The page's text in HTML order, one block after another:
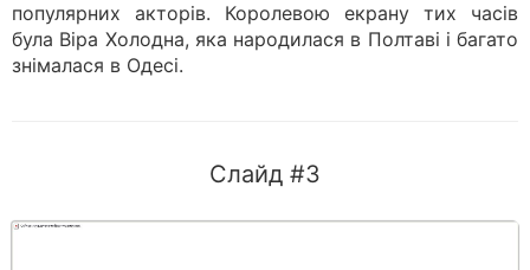
популярних акторів. Королевою екрану тих часів
була Віра Холодна, яка народилася в Полтаві і багато
знімалася в Одесі.
Слайд #3